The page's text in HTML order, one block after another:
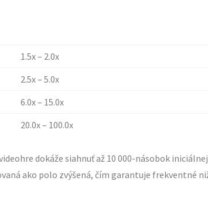
1.5x – 2.0x
2.5x – 5.0x
6.0x – 15.0x
20.0x – 100.0x
dokáže siahnuť až 10 000-násobok
ako polo zvýšená, čím garantuje frekventné